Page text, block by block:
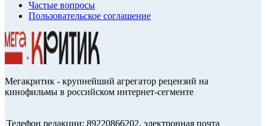
Частые вопросы
Пользовательское соглашение
Мегакритик - крупнейший агрегатор рецензий на
кинофильмы в российском интернет-сегменте
Телефон редакции: 89220866202, электронная почта